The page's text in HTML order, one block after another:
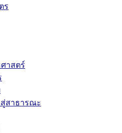
ร
าสตร์
สู่สาธารณะ